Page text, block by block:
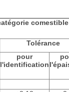
comestible
Tolérance
pour
l'identification